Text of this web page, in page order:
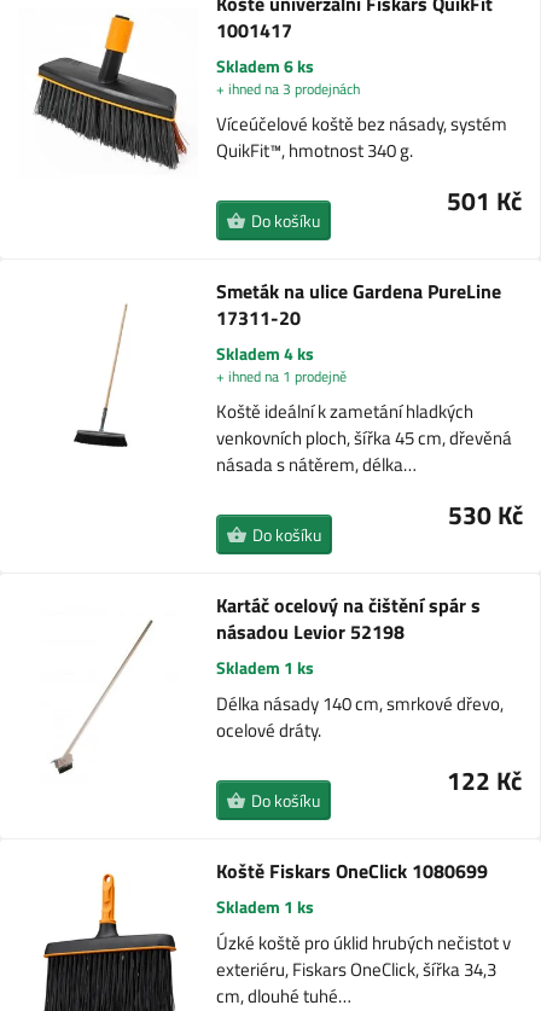
1001417
Skladem 6 ks
+ ihned na 3 prodejnách
Víceúčelové koště bez násady, systém
QuikFit™, hmotnost 340 g.
501 Kč
Do košíku
Smeták na ulice Gardena PureLine
17311-20
Skladem 4 ks
+ ihned na 1 prodejně
Koště ideální k zametání hladkých
venkovních ploch, šířka 45 cm, dřevěná
násada s nátěrem, délka…
530 Kč
Do košíku
Kartáč ocelový na čištění spár s
násadou Levior 52198
Skladem 1 ks
Délka násady 140 cm, smrkové dřevo,
ocelové dráty.
122 Kč
Do košíku
Koště Fiskars OneClick 1080699
Skladem 1 ks
Úzké koště pro úklid hrubých nečistot v
exteriéru, Fiskars OneClick, šířka 34,3
cm, dlouhé tuhé…